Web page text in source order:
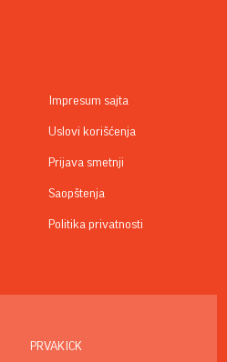
Impresum sajta
Uslovi korišćenja
Prijava smetnji
Saopštenja
Politika privatnosti
PRVAKICK